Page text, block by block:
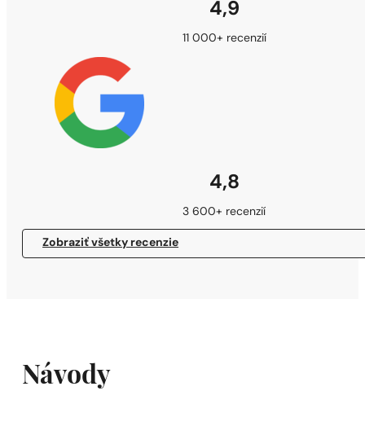
4,9
11 000+ recenzií
4,8
3 600+ recenzií
Zobraziť všetky recenzie
Návody